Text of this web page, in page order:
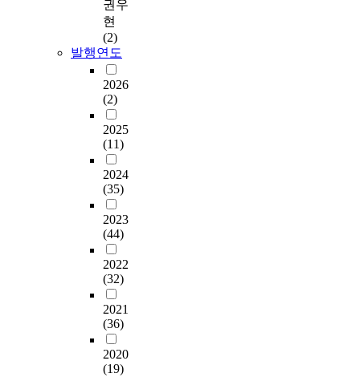
권우
현
(2)
발행연도
2026
(2)
2025
(11)
2024
(35)
2023
(44)
2022
(32)
2021
(36)
2020
(19)